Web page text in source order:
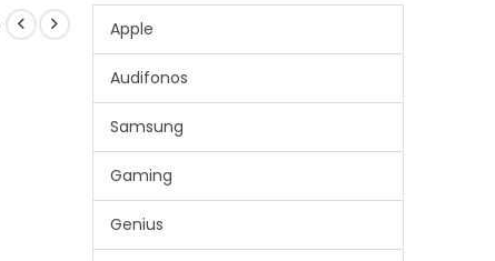
Apple
Audifonos
Samsung
Gaming
Genius